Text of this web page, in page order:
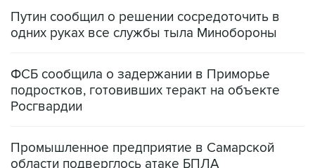
ФСБ сообщила о задержании в Приморье
Росгвардии
Промышленное предприятие в Самарской